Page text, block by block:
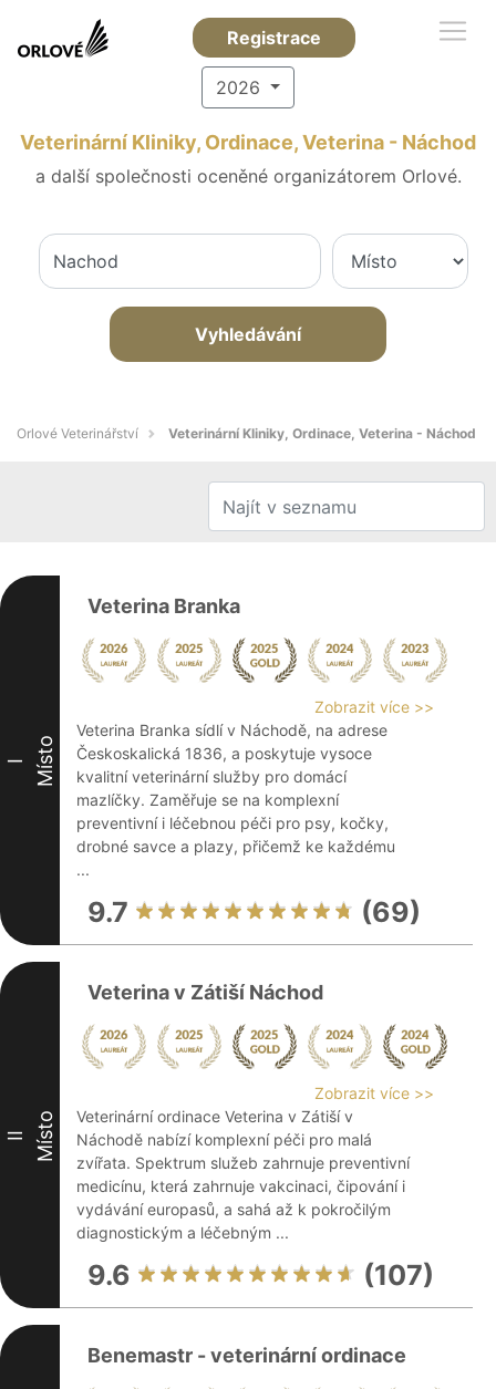
Registrace
2026
Veterinární Kliniky, Ordinace, Veterina - Náchod
a další společnosti oceněné organizátorem Orlové.
Vyhledávání
Orlové Veterinářství Veterinární Kliniky, Ordinace, Veterina - Náchod
I Místo
Veterina Branka
Zobrazit více >>
Veterina Branka sídlí v Náchodě, na adrese
Českoskalická 1836, a poskytuje vysoce
kvalitní veterinární služby pro domácí
mazlíčky. Zaměřuje se na komplexní
preventivní i léčebnou péči pro psy, kočky,
drobné savce a plazy, přičemž ke každému
...
9.7 (69)
II Místo
Veterina v Zátiší Náchod
Zobrazit více >>
Veterinární ordinace Veterina v Zátiší v
Náchodě nabízí komplexní péči pro malá
zvířata. Spektrum služeb zahrnuje preventivní
medicínu, která zahrnuje vakcinaci, čipování i
vydávání europasů, a sahá až k pokročilým
diagnostickým a léčebným ...
9.6 (107)
Benemastr - veterinární ordinace